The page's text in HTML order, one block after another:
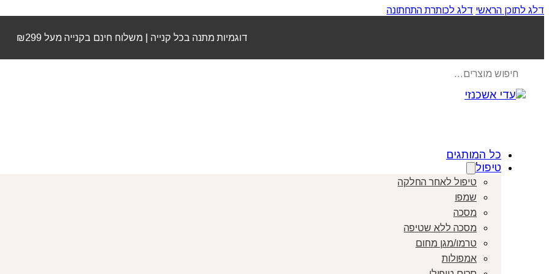
דלג לתוכן הראשי דלג לכותרת התחתונה
דוגמיות מתנה בכל קנייה | משלוח חינם בקנייה מעל ₪299
search
כל המותגים
טיפול
טיפול לאחר החלקה
שמפו
מסכה
מסכה ללא שטיפה
טרמו/מגן מחום
אמפולות